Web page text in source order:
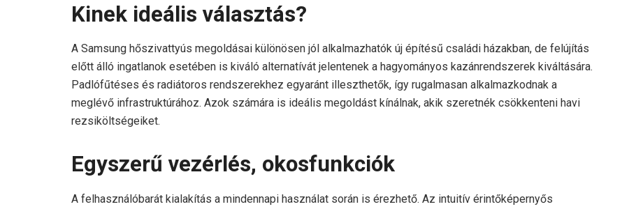
Kinek ideális választás?
A Samsung hőszivattyús megoldásai különösen jól alkalmazhatók új építésű családi házakban, de felújítás
előtt álló ingatlanok esetében is kiváló alternatívát jelentenek a hagyományos kazánrendszerek kiváltására.
Padlófűtéses és radiátoros rendszerekhez egyaránt illeszthetők, így rugalmasan alkalmazkodnak a
meglévő infrastruktúrához. Azok számára is ideális megoldást kínálnak, akik szeretnék csökkenteni havi
rezsiköltségeiket.
Egyszerű vezérlés, okosfunkciók
A felhasználóbarát kialakítás a mindennapi használat során is érezhető. Az intuitív érintőképernyős